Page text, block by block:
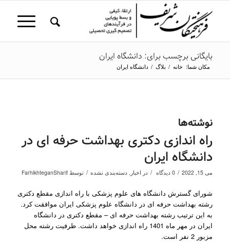
بایگانی برچسب برای: دانشگاه ایران
مکان شما: خانه / بلاگ / دانشگاه ایران
نوشته‌ها
راه اندازی دکتری بهداشت حرفه ای در
دانشگاه ایران
می 15, 2022 / 0 دیدگاه / در اخبار , دسته‌بندی نشده / توسط FarhikhteganSharif
شورای گسترش دانشگاه های علوم پزشکی با راه اندازی مقطع دکتری
رشته بهداشت حرفه ای در دانشگاه علوم پزشکی ایران موافقت کرد.
به این ترتیب رشته بهداشت حرفه ای – مقطع دکتری در دانشگاه
ایران در مهر ماه 1401 راه اندازی خواهد داشت. ظرفیت رشته محل
مزبور 2 نفر است.